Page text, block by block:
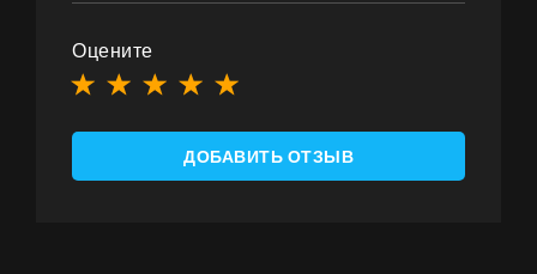
Оцените
ДОБАВИТЬ ОТЗЫВ